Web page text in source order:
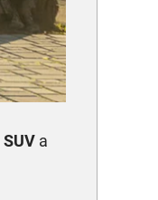
SUVa